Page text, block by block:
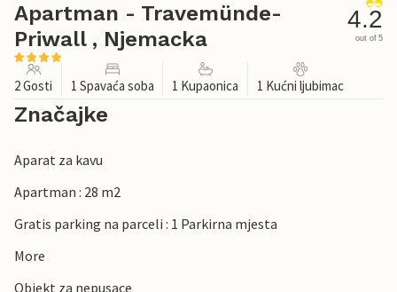
Apartman - Travemünde-
Priwall , Njemacka
4.2
out of 5
2 Gosti 1 Spavaća soba 1 Kupaonica 1 Kućni ljubimac
Značajke
Aparat za kavu
Apartman : 28 m2
Gratis parking na parceli : 1 Parkirna mjesta
More
Objekt za nepusace